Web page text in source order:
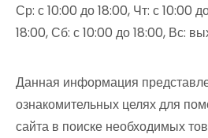
Ср: с 10:00 до 18:00, Чт: с 10:00
18:00, Сб: с 10:00 до 18:00, Вс:
Данная информация
ознакомительных целях для
сайта в поиске необходимых